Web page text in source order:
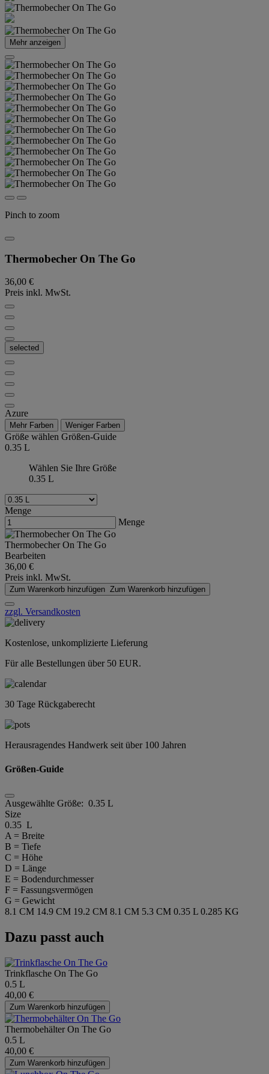
Mehr anzeigen
Pinch to zoom
Thermobecher On The Go
36,00 €
Preis inkl. MwSt.
selected
Azure
Mehr Farben Weniger Farben
Größe wählen Größen-Guide
0.35 L
Wählen Sie Ihre Größe
0.35 L
Menge
Menge
Thermobecher On The Go
Bearbeiten
36,00 €
Preis inkl. MwSt.
Zum Warenkorb hinzufügen Zum Warenkorb hinzufügen
zzgl. Versandkosten
Kostenlose, unkomplizierte Lieferung
Für alle Bestellungen über 50 EUR.
30 Tage Rückgaberecht
Herausragendes Handwerk seit über 100 Jahren
Größen-Guide
Ausgewählte Größe: 0.35 L
Size
0.35 L
A = Breite
B = Tiefe
C = Höhe
D = Länge
E = Bodendurchmesser
F = Fassungsvermögen
G = Gewicht
8.1 CM 14.9 CM 19.2 CM 8.1 CM 5.3 CM 0.35 L 0.285 KG
Dazu passt auch
Trinkflasche On The Go
0.5 L
40,00 €
Zum Warenkorb hinzufügen
Thermobehälter On The Go
0.5 L
40,00 €
Zum Warenkorb hinzufügen